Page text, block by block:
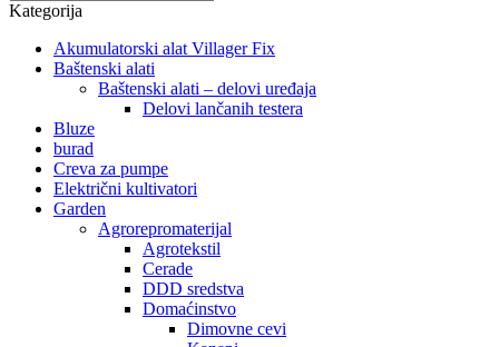
Kategorija
Akumulatorski alat Villager Fix
Baštenski alati
Baštenski alati – delovi uređaja
Delovi lančanih testera
Bluze
burad
Creva za pumpe
Električni kultivatori
Garden
Agrorepromaterijal
Agrotekstil
Cerade
DDD sredstva
Domaćinstvo
Dimovne cevi